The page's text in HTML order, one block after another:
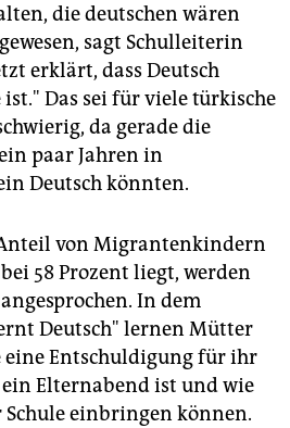
die deutschen wären
sagt Schulleiterin
erklärt, dass Deutsch
ist." Das sei für viele türkische
da gerade die
paar Jahren in
Deutsch könnten.
von Migrantenkindern
58 Prozent liegt, werden
In dem
Deutsch" lernen Mütter
eine Entschuldigung für ihr
Elternabend ist und wie
Schule einbringen können.